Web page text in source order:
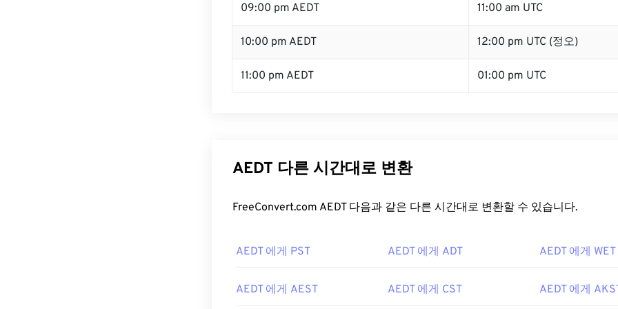
09:00 pm AEDT 11:00 am UTC
10:00 pm AEDT 12:00 pm UTC (정오)
11:00 pm AEDT 01:00 pm UTC
AEDT 다른 시간대로 변환
FreeConvert.com AEDT 다음과 같은 다른 시간대로 변환할 수 있습니다.
AEDT 에게 PST AEDT 에게 ADT AEDT 에게 WET
AEDT 에게 AEST AEDT 에게 CST AEDT 에게